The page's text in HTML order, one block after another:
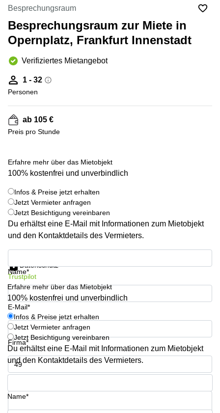
Düsseldorf
Büro
mieten
Köln
Büro
Essen
Büro
mieten
Hannover
Seminarraum
mieten
Neuss
Büro
mieten
Hamburg
Büro
mieten
Mitte
Büro
mieten
Dortmund
Tagungsraum
München
Büro
Mannheim
mieten
Büro
mieten
Meetingraum
Berlin
Kienberger
Allee 4
Berlin
Schönefeld
8 Hannover
21 Regus
Düsseldorf
Arcus
Str.
Mainzer
69
Frankfurt
Europaplatz
2 Berlin
Regus
726 Köln
Hohenstaufenring
62 Köln
Erna-
Scheffler-
Str. 1A
Köln
Hohenzollernring
57 Koln
Erhard-
Straße 18
Hamburg
Besprechungsraum
Besprechungsraum zur Miete in
Opernplatz, Frankfurt Innenstadt
Verifiziertes Mietangebot
1 - 32
Personen
ab 105 €
Preis pro Stunde
Erfahre mehr über das Mietobjekt
100% kostenfrei und unverbindlich
Infos & Preise jetzt erhalten
Jetzt Vermieter anfragen
Jetzt Besichtigung vereinbaren
Du erhältst eine E-Mail mit Informationen zum Mietobjekt
und den Kontaktdetails des Vermieters.
Name*
E-Mail*
Firma*
Telefon*
Datenschutz
Trustpilot
Erfahre mehr über das Mietobjekt
100% kostenfrei und unverbindlich
Infos & Preise jetzt erhalten
Jetzt Vermieter anfragen
Jetzt Besichtigung vereinbaren
Du erhältst eine E-Mail mit Informationen zum Mietobjekt
und den Kontaktdetails des Vermieters.
Name*